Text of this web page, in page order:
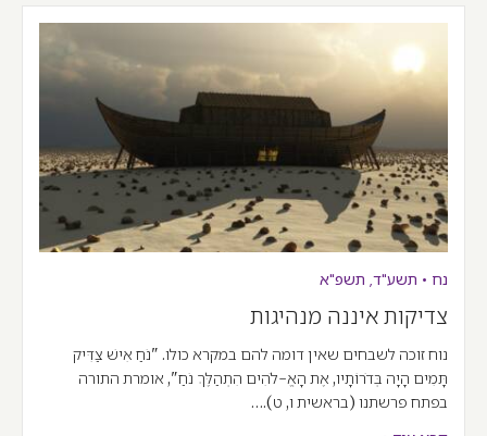
נח • תשע"ד, תשפ"א
צדיקות איננה מנהיגות
נוח זוכה לשבחים שאין דומה להם במקרא כולו. "נֹחַ אִישׁ צַדִּיק
תָּמִים הָיָה בְּדֹרוֹתָיו, אֶת הָאֱ-לֹהִים הִתְהַלֶּךְ נֹחַ", אומרת התורה
בפתח פרשתנו (בראשית ו, ט).…